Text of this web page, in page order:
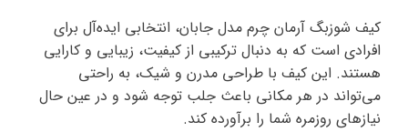
کیف شوزبگ آرمان چرم مدل جابان، انتخابی ایده‌آل برای
افرادی است که به دنبال ترکیبی از کیفیت، زیبایی و کارایی
هستند. این کیف با طراحی مدرن و شیک، به راحتی
می‌تواند در هر مکانی باعث جلب توجه شود و در عین حال
نیازهای روزمره شما را برآورده کند.